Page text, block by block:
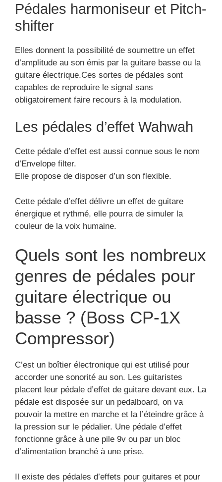
Pédales harmoniseur et Pitch-
shifter
Elles donnent la possibilité de soumettre un effet
d’amplitude au son émis par la guitare basse ou la
guitare électrique.Ces sortes de pédales sont
capables de reproduire le signal sans
obligatoirement faire recours à la modulation.
Les pédales d’effet Wahwah
Cette pédale d’effet est aussi connue sous le nom
d’Envelope filter.
Elle propose de disposer d’un son flexible.
Cette pédale d’effet délivre un effet de guitare
énergique et rythmé, elle pourra de simuler la
couleur de la voix humaine.
Quels sont les nombreux
genres de pédales pour
guitare électrique ou
basse ? (Boss CP-1X
Compressor)
C’est un boîtier électronique qui est utilisé pour
accorder une sonorité au son. Les guitaristes
placent leur pédale d’effet de guitare devant eux. La
pédale est disposée sur un pedalboard, on va
pouvoir la mettre en marche et la l’éteindre grâce à
la pression sur le pédalier. Une pédale d’effet
fonctionne grâce à une pile 9v ou par un bloc
d’alimentation branché à une prise.
Il existe des pédales d’effets pour guitares et pour